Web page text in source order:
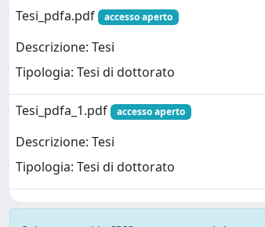
Tesi_pdfa.pdf
accesso aperto
Descrizione: Tesi
Tipologia: Tesi di dottorato
Tesi_pdfa_1.pdf accesso aperto
Descrizione: Tesi
Tipologia: Tesi di dottorato